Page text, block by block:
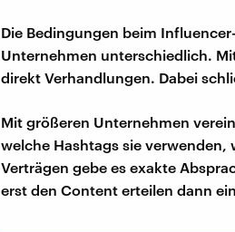
Die Bedingungen beim
Unternehmen unterschiedlich.
direkt Verhandlungen. Dabei
Mit größeren Unternehmen
welche Hashtags sie
Verträgen gebe es exakte
erst den Content erteilen dann